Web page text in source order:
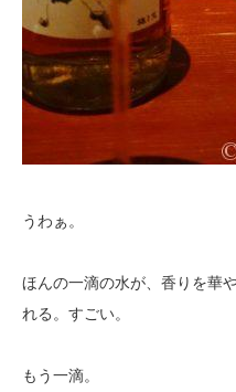
うわぁ。
ほんの一滴の水が、香りを華
れる。すごい。
もう一滴。